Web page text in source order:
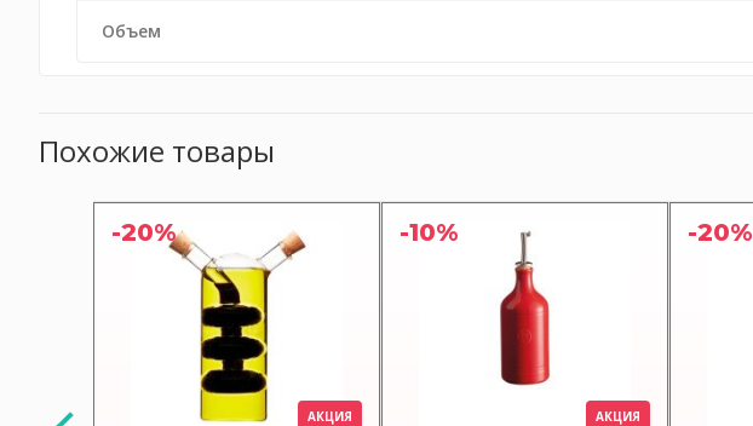
Объем
Похожие товары
АКЦИЯ
-20%
АКЦИЯ
-10%
АКЦИЯ
-20%